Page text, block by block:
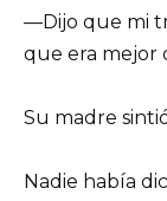
—Dijo que mi
que era mejor
Su madre
Nadie había